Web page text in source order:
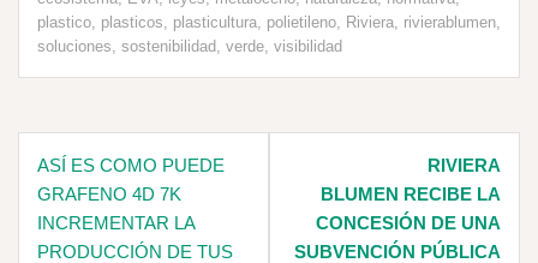
plastico plasticos plasticultura polietileno Riviera rivierablumen
soluciones sostenibilidad verde visibilidad
Navegación
de
entradas
ASÍ ES COMO PUEDE
GRAFENO 4D 7K
INCREMENTAR LA
PRODUCCIÓN DE TUS
RIVIERA
BLUMEN RECIBE LA
CONCESIÓN DE UNA
SUBVENCIÓN PÚBLICA